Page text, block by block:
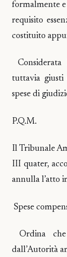
formalmente
requisito
costituito
Considerata
tuttavia
spese di
P.Q.M.
Il Tribunale
III quater,
annulla l’atto
Spese
Ordina che
dall’Autorità